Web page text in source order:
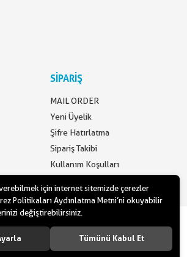
SİPARİŞ
MAIL ORDER
Yeni Üyelik
Şifre Hatırlatma
Sipariş Takibi
Kullanım Koşulları
- www.partidolu.com bir Pandoli Parti
Parti Malzemeleri Tüm hakları saklıdır.
için internet sitemizde çerezler
Politikaları Aydınlatma Metni’ni okuyabilir
değiştirebilirsiniz.
Tümünü Kabul Et